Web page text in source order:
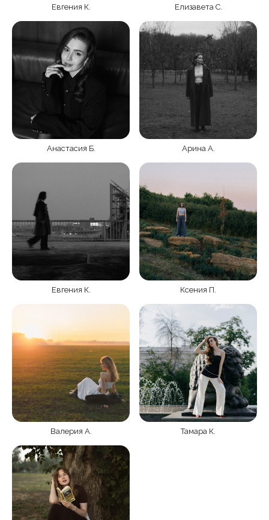
Евгения К. Елизавета С.
Анастасия Б. Арина А.
Евгения К. Ксения П.
Валерия А. Тамара К.